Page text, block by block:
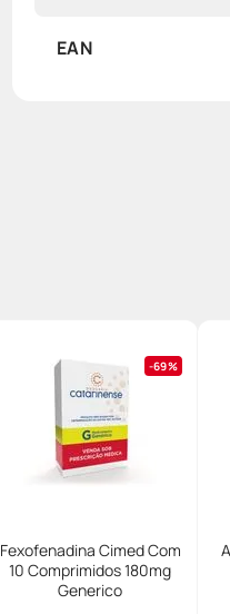
EAN
69%
Fexofenadina Cimed Com
10 Comprimidos 180mg
Generico